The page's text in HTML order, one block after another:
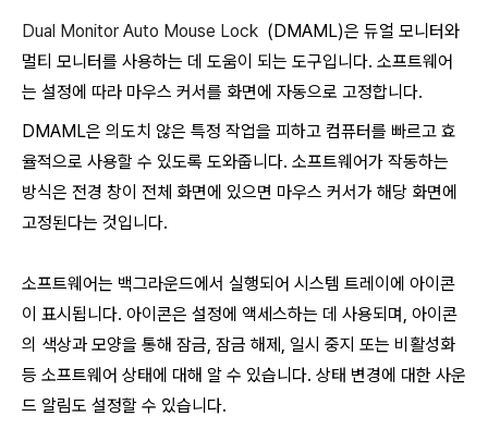
Dual Monitor Auto Mouse Lock (DMAML)은 듀얼 모니터와
멀티 모니터를 사용하는 데 도움이 되는 도구입니다. 소프트웨어
는 설정에 따라 마우스 커서를 화면에 자동으로 고정합니다.
DMAML은 의도치 않은 특정 작업을 피하고 컴퓨터를 빠르고 효
율적으로 사용할 수 있도록 도와줍니다. 소프트웨어가 작동하는
방식은 전경 창이 전체 화면에 있으면 마우스 커서가 해당 화면에
고정된다는 것입니다.
소프트웨어는 백그라운드에서 실행되어 시스템 트레이에 아이콘
이 표시됩니다. 아이콘은 설정에 액세스하는 데 사용되며, 아이콘
의 색상과 모양을 통해 잠금, 잠금 해제, 일시 중지 또는 비활성화
등 소프트웨어 상태에 대해 알 수 있습니다. 상태 변경에 대한 사운
드 알림도 설정할 수 있습니다.